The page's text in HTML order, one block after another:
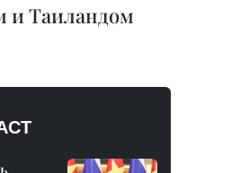
и Таиландом